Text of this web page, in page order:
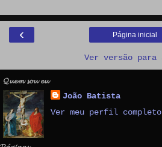
‹ Página inicial
Ver versão para
𝓠𝓾𝓮𝓶 𝓼𝓸𝓾 𝓮𝓾
João Batista
Ver meu perfil completo